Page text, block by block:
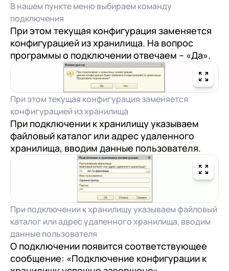
В нашем пункте меню выбираем команду
подключения
При этом текущая конфигурация заменяется
конфигурацией из хранилища. На вопрос
программы о подключении отвечаем – «Да».
При этом текущая конфигурация заменяется
конфигурацией из хранилища
При подключении к хранилищу указываем
файловый каталог или адрес удаленного
хранилища, вводим данные пользователя.
При подключении к хранилищу указываем файловый
каталог или адрес удаленного хранилища, вводим
данные пользователя
О подключении появится соответствующее
сообщение: «Подключение конфигурации к